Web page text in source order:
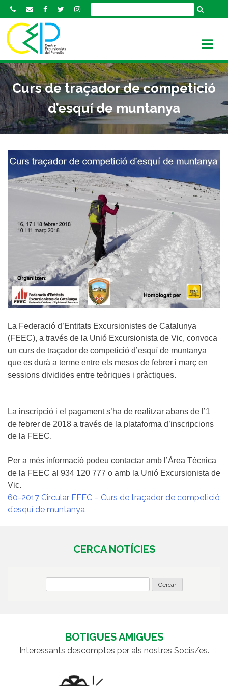
k
o
c
o
n
t
e
Curs de traçador de competició
d’esquí de muntanya
La Federació d’Entitats Excursionistes de Catalunya
(FEEC), a través de la Unió Excursionista de Vic, convoca
un curs de traçador de competició d’esquí de muntanya
que es durà a terme entre els mesos de febrer i març en
sessions dividides entre teòriques i pràctiques.
La inscripció i el pagament s’ha de realitzar abans de l’1
de febrer de 2018 a través de la plataforma d’inscripcions
de la FEEC.
Per a més informació podeu contactar amb l’Àrea Tècnica
de la FEEC al 934 120 777 o amb la Unió Excursionista de
Vic.
60-2017 Circular FEEC – Curs de traçador de competició
d’esquí de muntanya
CERCA NOTÍCIES
BOTIGUES AMIGUES
Interessants descomptes per als nostres Socis/es.